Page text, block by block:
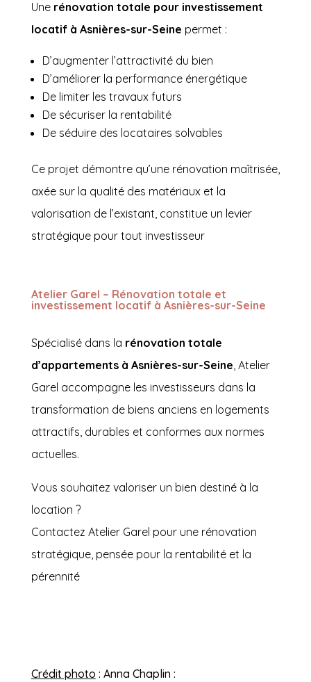
Une rénovation totale pour investissement
locatif à Asnières-sur-Seine permet :
D’augmenter l’attractivité du bien
D’améliorer la performance énergétique
De limiter les travaux futurs
De sécuriser la rentabilité
De séduire des locataires solvables
Ce projet démontre qu’une rénovation maîtrisée,
axée sur la qualité des matériaux et la
valorisation de l’existant, constitue un levier
stratégique pour tout investisseur
Atelier Garel – Rénovation totale et
investissement locatif à Asnières-sur-Seine
Spécialisé dans la rénovation totale
d’appartements à Asnières-sur-Seine, Atelier
Garel accompagne les investisseurs dans la
transformation de biens anciens en logements
attractifs, durables et conformes aux normes
actuelles.
Vous souhaitez valoriser un bien destiné à la
location ?
Contactez Atelier Garel pour une rénovation
stratégique, pensée pour la rentabilité et la
pérennité
Crédit photo : Anna Chaplin :